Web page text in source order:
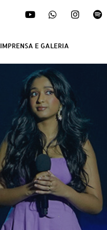
IMPRENSA E GALERIA